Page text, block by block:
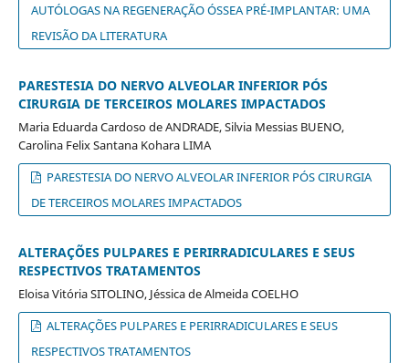
AUTÓLOGAS NA REGENERAÇÃO ÓSSEA PRÉ-IMPLANTAR: UMA
REVISÃO DA LITERATURA
PARESTESIA DO NERVO ALVEOLAR INFERIOR PÓS
CIRURGIA DE TERCEIROS MOLARES IMPACTADOS
Maria Eduarda Cardoso de ANDRADE, Silvia Messias BUENO,
Carolina Felix Santana Kohara LIMA
PARESTESIA DO NERVO ALVEOLAR INFERIOR PÓS CIRURGIA
DE TERCEIROS MOLARES IMPACTADOS
ALTERAÇÕES PULPARES E PERIRRADICULARES E SEUS
RESPECTIVOS TRATAMENTOS
Eloisa Vitória SITOLINO, Jéssica de Almeida COELHO
ALTERAÇÕES PULPARES E PERIRRADICULARES E SEUS
RESPECTIVOS TRATAMENTOS